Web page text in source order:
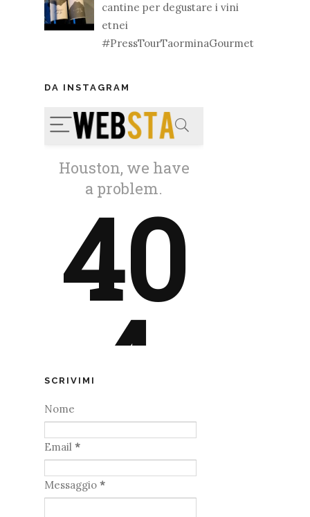
cantine per degustare i vini
etnei
#PressTourTaorminaGourmet
DA INSTAGRAM
SCRIVIMI
Nome
Email *
Messaggio *